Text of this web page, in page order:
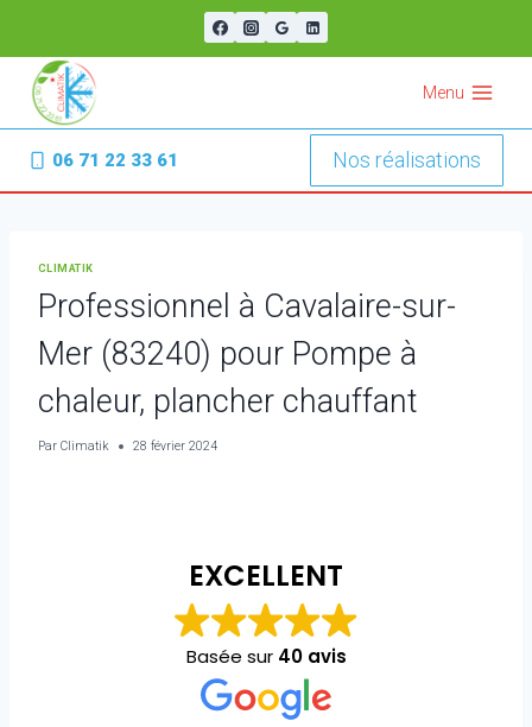
contenu
Menu
06 71 22 33 61 Nos réalisations
CLIMATIK
Professionnel à Cavalaire-sur-
Mer (83240) pour Pompe à
chaleur, plancher chauffant
Par Climatik 28 février 2024
EXCELLENT
Basée sur 40 avis